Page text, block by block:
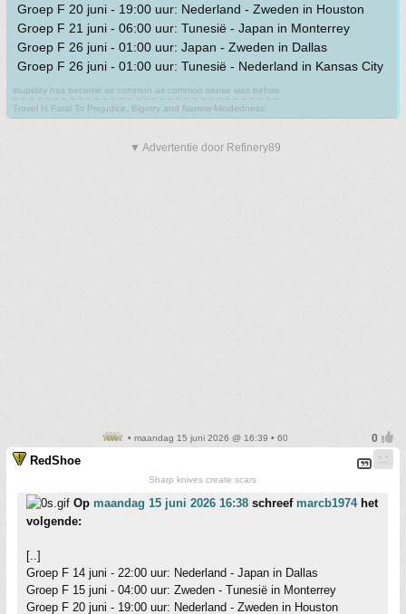
Groep F 20 juni - 19:00 uur: Nederland - Zweden in Houston
Groep F 21 juni - 06:00 uur: Tunesië - Japan in Monterrey
Groep F 26 juni - 01:00 uur: Japan - Zweden in Dallas
Groep F 26 juni - 01:00 uur: Tunesië - Nederland in Kansas City
stupidity has become as common as common sense was before
~ ~ ~ ~ ~ ~ ~ ~ ~ ~ ~ ~ ~ ~ ~ ~ ~ ~ ~ ~ ~ ~ ~ ~ ~ ~ ~ ~ ~ ~ ~ ~ ~
Travel Is Fatal To Prejudice, Bigotry and Narrow-Mindedness
▼ Advertentie door Refinery89
• maandag 15 juni 2026 @ 16:39 • 60
RedShoe
Sharp knives create scars
Op maandag 15 juni 2026 16:38 schreef marcb1974het
volgende:
[..]
Groep F 14 juni - 22:00 uur: Nederland - Japan in Dallas
Groep F 15 juni - 04:00 uur: Zweden - Tunesië in Monterrey
Groep F 20 juni - 19:00 uur: Nederland - Zweden in Houston